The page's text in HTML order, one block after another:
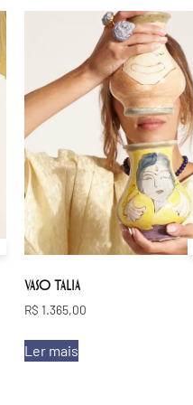
VASO TALIA
R$ 1.365,00
Ler mais